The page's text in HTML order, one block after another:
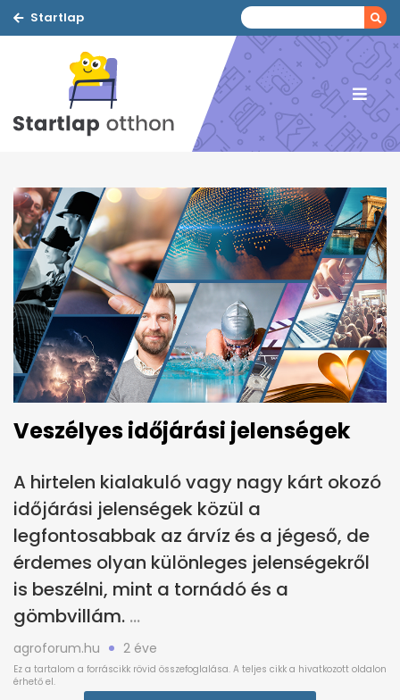
Startlap
Veszélyes időjárási jelenségek
A hirtelen kialakuló vagy nagy kárt okozó
időjárási jelenségek közül a
legfontosabbak az árvíz és a jégeső, de
érdemes olyan különleges jelenségekről
is beszélni, mint a tornádó és a
gömbvillám.
agroforum.hu 2 éve